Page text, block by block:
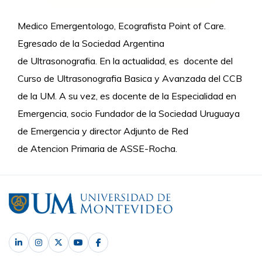
Medico Emergentologo, Ecografista Point of Care.
Egresado de la Sociedad Argentina
de Ultrasonografia. En la actualidad, es docente del
Curso de Ultrasonografia Basica y Avanzada del CCB
de la UM. A su vez, es docente de la Especialidad en
Emergencia, socio Fundador de la Sociedad Uruguaya
de Emergencia y director Adjunto de Red
de Atencion Primaria de ASSE-Rocha.